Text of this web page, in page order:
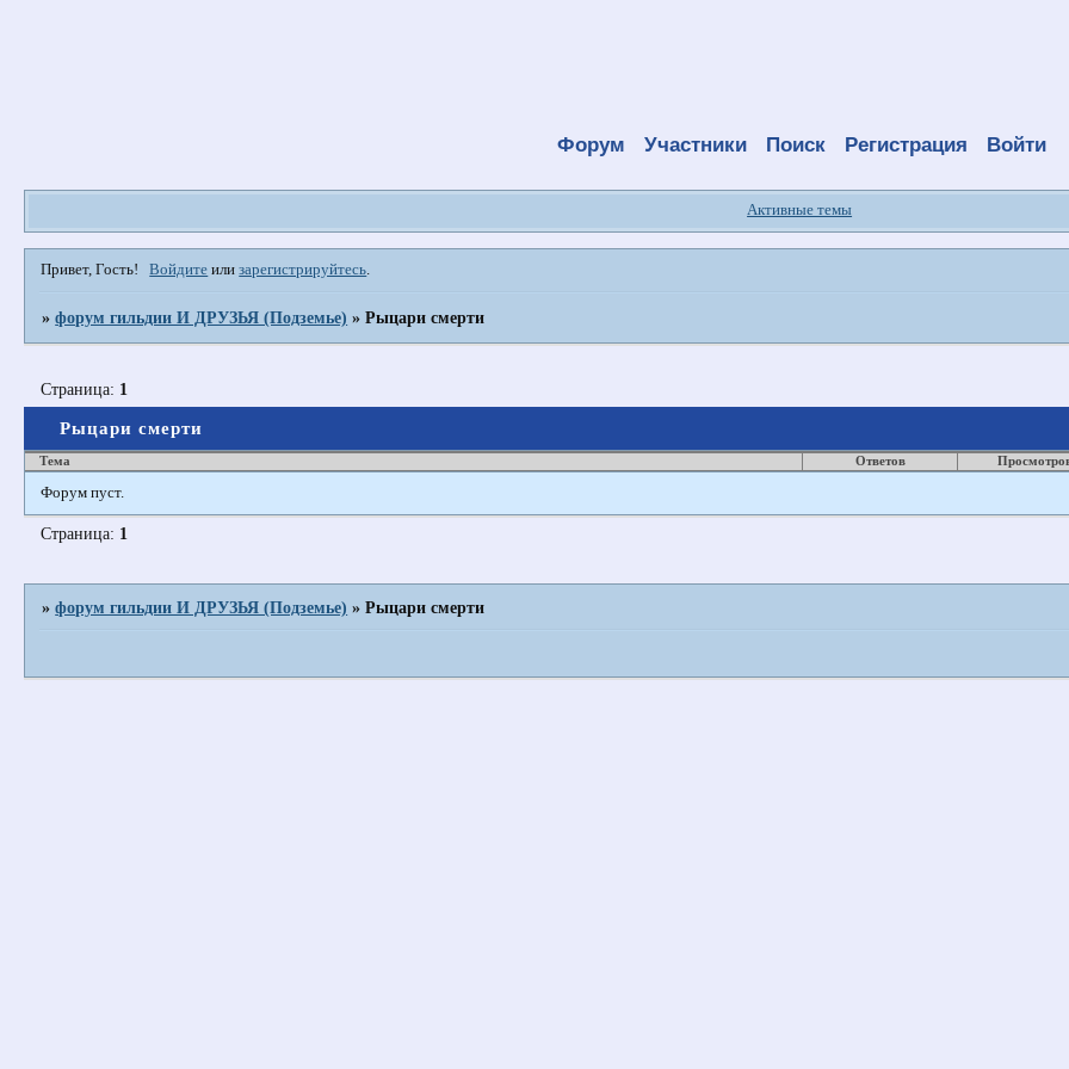
Форум Участники Поиск Регистрация Войти
Активные темы
Привет, Гость! Войдите илизарегистрируйтесь
»форум гильдии И ДРУЗЬЯ (Подземье) »Рыцари смерти
Рыцари смерти
Страница: 1
Тема Ответов
Форум пуст.
Страница: 1
»форум гильдии И ДРУЗЬЯ (Подземье) »Рыцари смерти